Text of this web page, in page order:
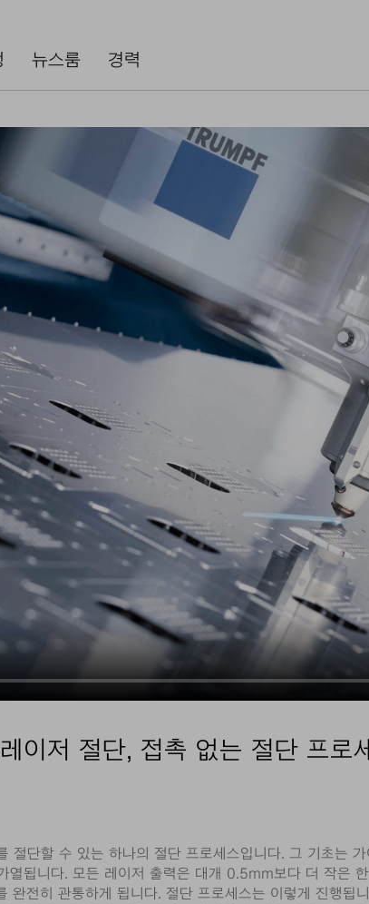
뉴스룸 경력
레이저 절단, 접촉 없는 절단 프로
절단할 수 있는 하나의 절단 프로세스입니다. 그 기초는
열됩니다. 모든 레이저 출력은 대개 0.5mm보다 더 작은
완전히 관통하게 됩니다. 절단 프로세스는 이렇게 진행됩